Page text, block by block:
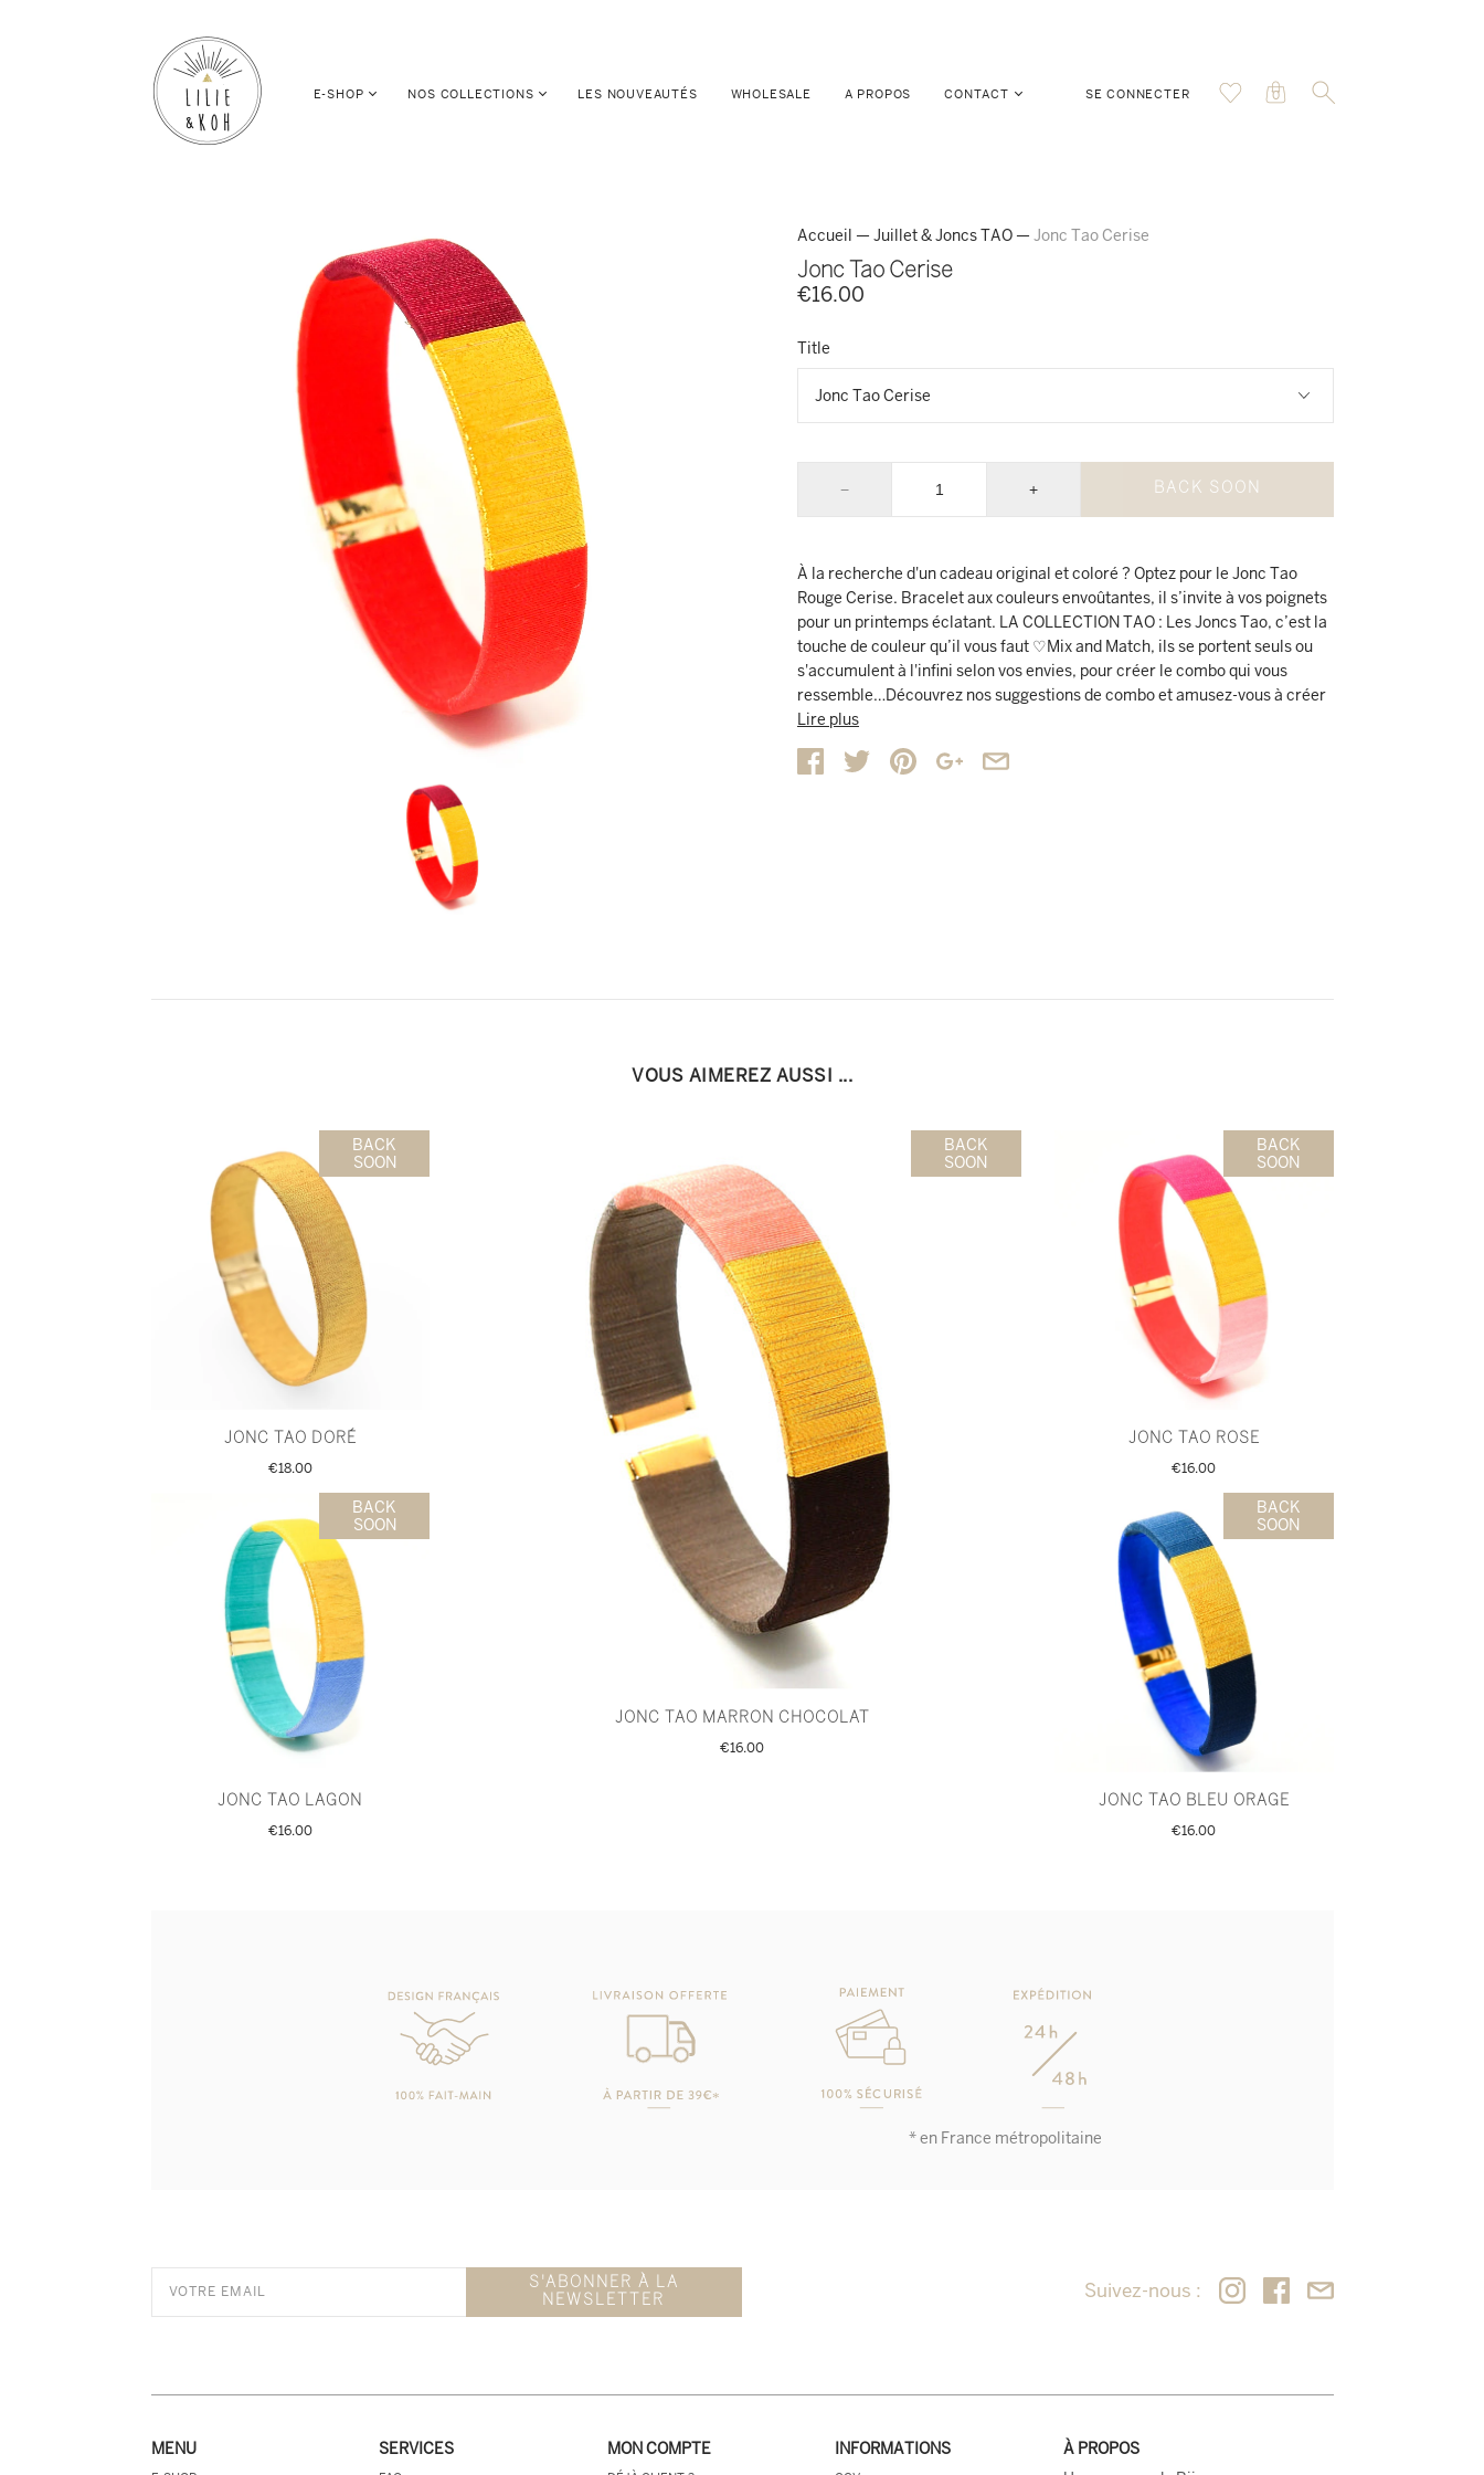
E-SHOP NOS COLLECTIONS LES NOUVEAUTÉS WHOLESALE A PROPOS CONTACT SE CONNECTER 0
Accueil — Juillet & Joncs TAO — Jonc Tao Cerise
Jonc Tao Cerise
€16.00
Title
− + BACK SOON
À la recherche d'un cadeau original et coloré ? Optez pour le Jonc Tao
Rouge Cerise. Bracelet aux couleurs envoûtantes, il s’invite à vos poignets
pour un printemps éclatant. LA COLLECTION TAO : Les Joncs Tao, c’est la
touche de couleur qu’il vous faut ♡Mix and Match, ils se portent seuls ou
s'accumulent à l'infini selon vos envies, pour créer le combo qui vous
ressemble…Découvrez nos suggestions de combo et amusez-vous à créer
votre mix en choisissant vos joncs à porter en duo, trio ou quatuor !
NUANCES DE ROUGE CERISE : Adoptez le jonc dans des nuances de Rouge
Bordeaux & Cerise et mixez le avec un joli basic Caramel, ou avec des
Lire plus
VOUS AIMEREZ AUSSI ...
BACK
SOON
JONC TAO DORÉ
€18.00
BACK
SOON
JONC TAO LAGON
€16.00
BACK
SOON
JONC TAO MARRON CHOCOLAT
€16.00
BACK
SOON
JONC TAO ROSE
€16.00
BACK
SOON
JONC TAO BLEU ORAGE
€16.00
* en France métropolitaine
S'ABONNER À LA
NEWSLETTER
Suivez-nous :
MENU SERVICES MON COMPTE INFORMATIONS
À PROPOS